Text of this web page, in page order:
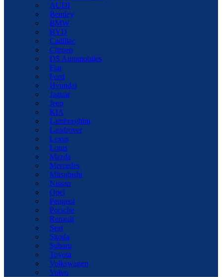
AUDI
Bentley
BMW
BYD
Cadillac
Citroen
DS Automobiles
Fiat
Ford
Hyundai
Jaguar
Jeep
KIA
Lamborghini
Landrover
Lexus
Lotus
Mazda
Mercedes
Mitsubishi
Nissan
Opel
Peugeot
Porsche
Renault
Seat
Skoda
Subaru
Toyota
Volkswagen
Volvo